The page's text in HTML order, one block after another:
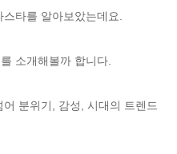
타를 알아보았는데요.
소개해볼까 합니다.
분위기, 감성, 시대의 트렌드